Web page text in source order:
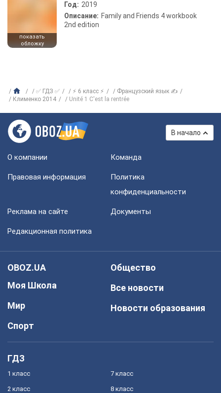
показать
обложку
Год: 2019
Описание: Family and Friends 4 workbook
2nd edition
✅ ГДЗ ✅ ⚡ 6 класс ⚡
Французский язык ✍
Клименко 2014
Unité 1 C'est la rentrée
В начало
О компании Команда
Правовая информация
Политика
конфиденциальности
Реклама на сайте Документы
Редакционная политика
OBOZ.UA
Моя Школа
Мир
Спорт
Общество
Все новости
Новости образования
ГДЗ
1 класс
2 класс
7 класс
8 класс